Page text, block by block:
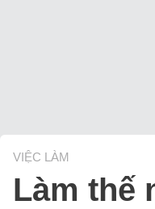
VIỆC LÀM
Làm thế